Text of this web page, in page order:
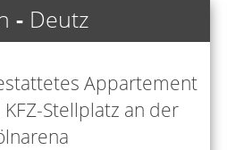
- Deutz
Appartement
Stellplatz an der